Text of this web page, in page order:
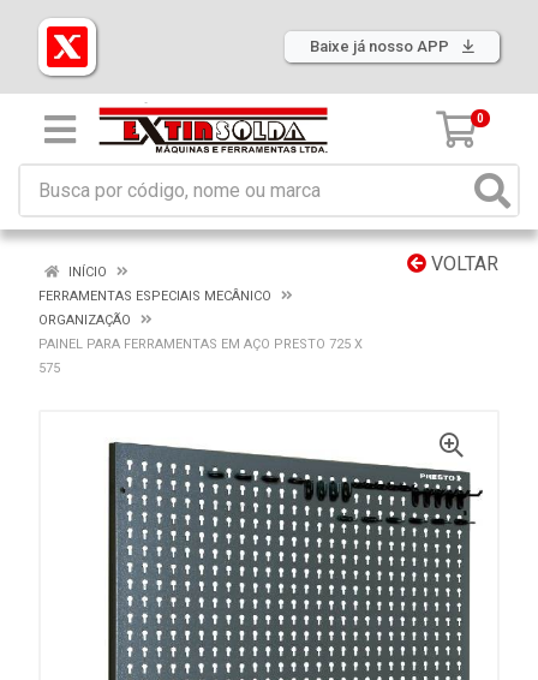
Baixe já nosso APP
0
VOLTAR
INÍCIO
FERRAMENTAS ESPECIAIS MECÂNICO
ORGANIZAÇÃO
PAINEL PARA FERRAMENTAS EM AÇO PRESTO 725 X
575